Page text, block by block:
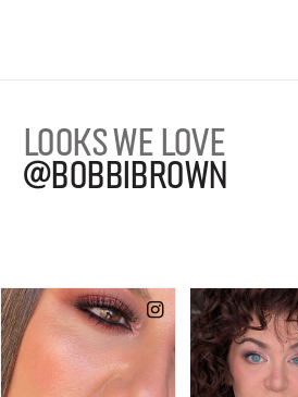
LOOKS WE LOVE
@BOBBIBROWN